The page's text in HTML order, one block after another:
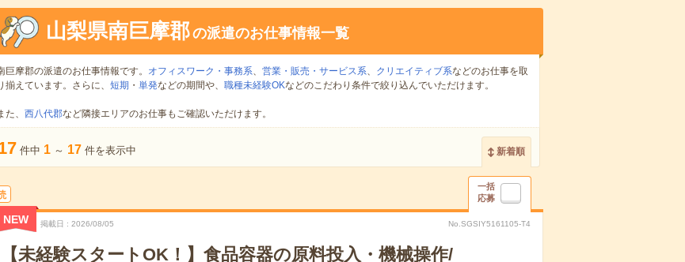
山梨県南巨摩郡の派遣のお仕事情報一覧
巨摩郡の派遣のお仕事情報です。 オフィスワーク・事務系、 営業・販売・サービス系、 クリエイティブ系などのお仕事を取
揃えています。さらに、 短期 ・ 単発などの期間や、 職種未経験OKなどのこだわり条件で絞り込んでいただけます。
た、 西八代郡など隣接エリアのお仕事もご確認いただけます。
件中 1 ～ 17 件を表示中 新着順
一括
応募
NEW 掲載日 2026/08/05 No.SGSIY5161105-T4
【未経験スタートOK！】食品容器の原料投入・機械操作/